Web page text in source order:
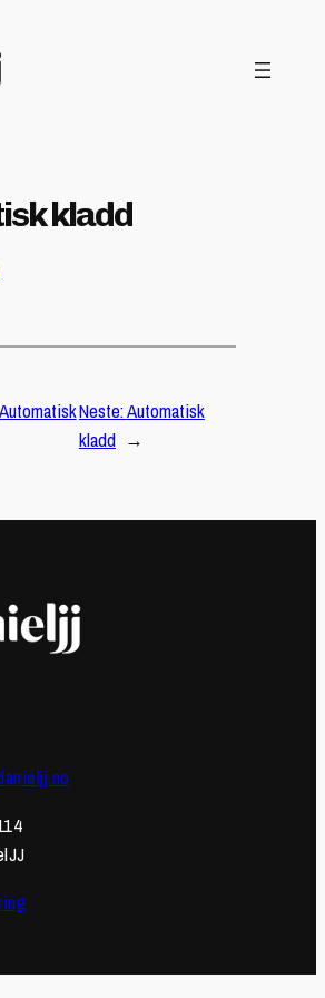
kladd
AutomatiskNeste:Automatisk
kladd →